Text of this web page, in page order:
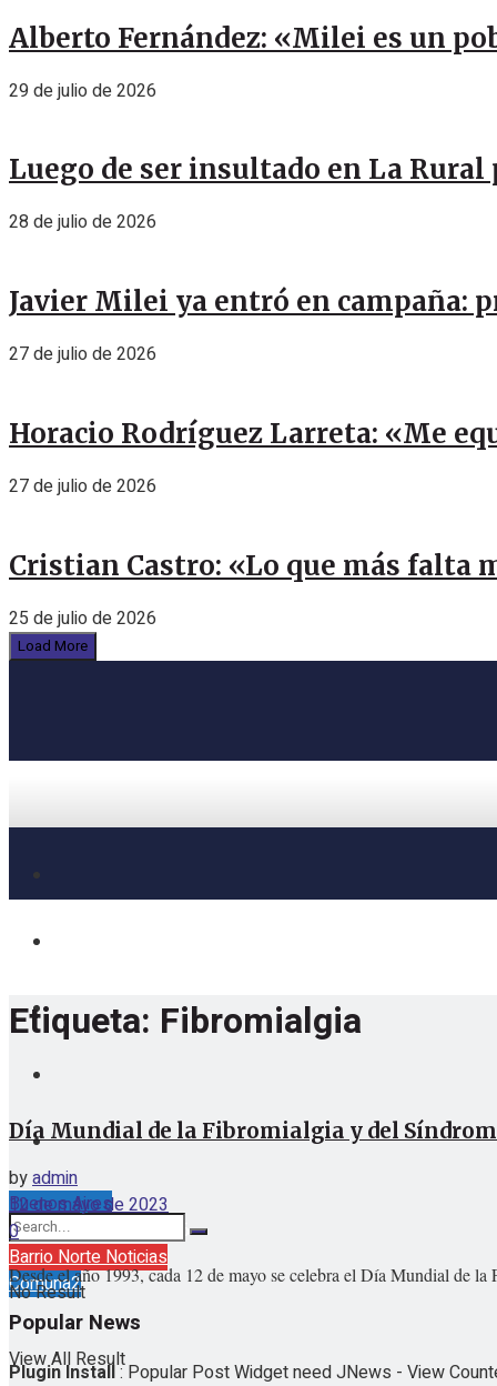
Alberto Fernández: «Milei es un
29 de julio de 2026
Luego de ser insultado en La
28 de julio de 2026
Javier Milei ya entró en campaña:
27 de julio de 2026
Horacio Rodríguez Larreta: «Me
27 de julio de 2026
Cristian Castro: «Lo que más falta
25 de julio de 2026
Load More
Buenos Aires
viernes, agosto 7, 2026
Barrio Norte Noticias
Comuna2
No Result
View All Result
Etiqueta: Fibromialgia
Día Mundial de la Fibromialgia y del
byadmin
12 de mayo de 2023
0
Desde el año 1993, cada 12 de mayo se celebra el Día Mundial de
Popular News
Plugin Install: Popular Post Widget need JNews - View